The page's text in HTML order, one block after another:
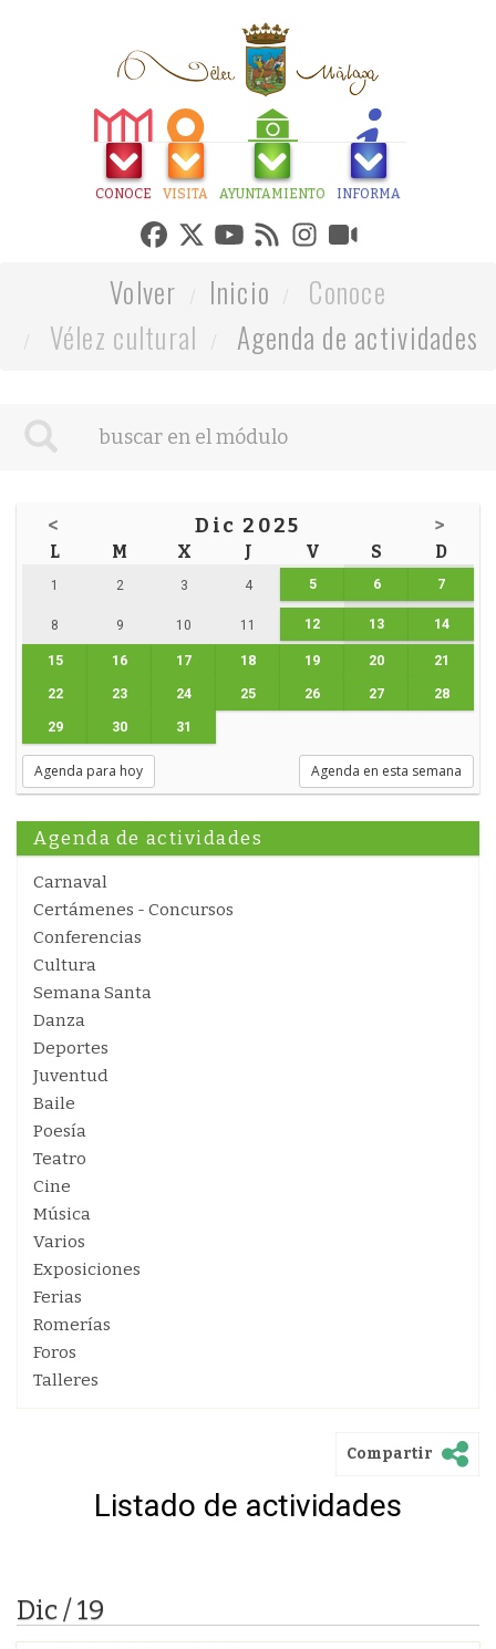
CONOCE VISITA AYUNTAMIENTO INFORMA
Volver Inicio
Conoce
Vélez cultural
Agenda de actividades
< Dic 2025 >
L M X J V S D
1 2 3 4 5 6 7
8 9 10 11 12 13 14
15 16 17 18 19 20 21
22 23 24 25 26 27 28
29 30 31
Agenda para hoy Agenda en esta semana
Agenda de actividades
Carnaval
Certámenes - Concursos
Conferencias
Cultura
Semana Santa
Danza
Deportes
Juventud
Baile
Poesía
Teatro
Cine
Música
Varios
Exposiciones
Ferias
Romerías
Foros
Talleres
Compartir
Listado de actividades
Dic / 19